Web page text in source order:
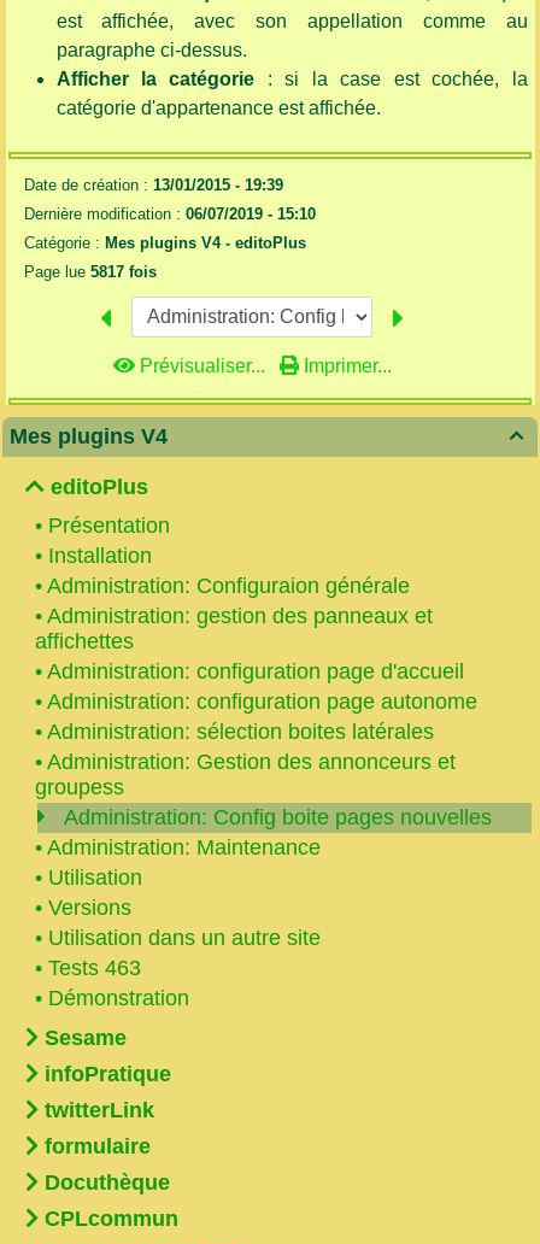

Mes plugins V4
editoPlus
• Présentation
• Installation
• Administration: Configuraion générale
• Administration: gestion des panneaux et
affichettes
• Administration: configuration page d'accueil
• Administration: configuration page autonome
• Administration: sélection boites latérales
• Administration: Gestion des annonceurs et
groupess
Administration: Config boite pages nouvelles
• Administration: Maintenance
• Utilisation
• Versions
• Utilisation dans un autre site
• Tests 463
• Démonstration
Sesame
infoPratique
twitterLink
formulaire
Docuthèque
CPLcommun
est affichée, avec son appellation comme au
paragraphe ci-dessus.
Afficher la catégorie : si la case est cochée, la
catégorie d'appartenance est affichée.
Date de création : 13/01/2015 - 19:39
Dernière modification : 06/07/2019 - 15:10
Catégorie : Mes plugins V4 - editoPlus
Page lue 5817 fois
Prévisualiser... Imprimer...